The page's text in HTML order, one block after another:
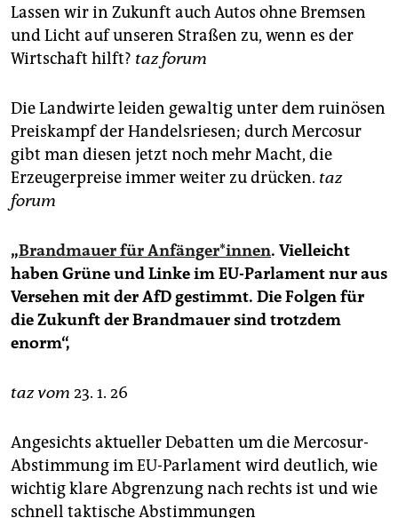
Lassen wir in Zukunft auch Autos ohne Bremsen
und Licht auf unseren Straßen zu, wenn es der
Wirtschaft hilft? taz forum
Die Landwirte leiden gewaltig unter dem ruinösen
Preiskampf der Handelsriesen; durch Mercosur
gibt man diesen jetzt noch mehr Macht, die
Erzeugerpreise immer weiter zu drücken. taz
forum
„Brandmauer für An­fän­ge­r*in­nen. Vielleicht
haben Grüne und Linke im EU-Parlament nur aus
Versehen mit der AfD gestimmt. Die Folgen für
die Zukunft der Brandmauer sind trotzdem
enorm“,
taz vom 23. 1. 26
Angesichts aktueller Debatten um die Mercosur-
Abstimmung im EU-Parlament wird deutlich, wie
wichtig klare Abgrenzung nach rechts ist und wie
schnell taktische Abstimmungen